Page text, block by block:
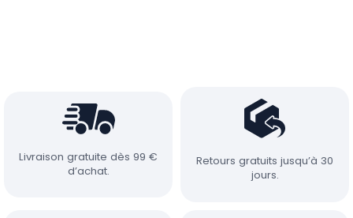
Livraison gratuite dès 99 €
d’achat.
Retours gratuits jusqu’à 30
jours.